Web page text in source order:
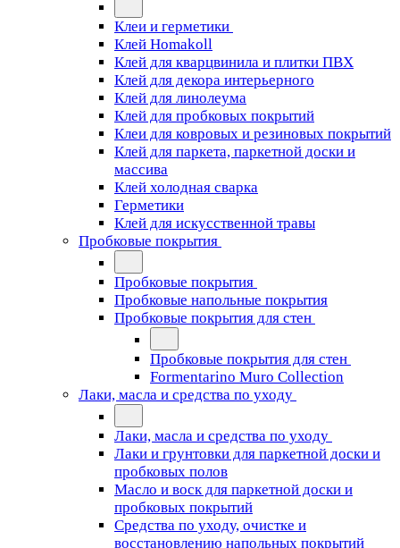
Клеи и герметики
Клей Homakoll
Клей для кварцвинила и плитки ПВХ
Клей для декора интерьерного
Клей для линолеума
Клей для пробковых покрытий
Клеи для ковровых и резиновых покрытий
Клей для паркета, паркетной доски и
массива
Клей холодная сварка
Герметики
Клей для искусственной травы
Пробковые покрытия
Пробковые покрытия
Пробковые напольные покрытия
Пробковые покрытия для стен
Пробковые покрытия для стен
Formentarino Muro Collection
Лаки, масла и средства по уходу
Лаки, масла и средства по уходу
Лаки и грунтовки для паркетной доски и
пробковых полов
Масло и воск для паркетной доски и
пробковых покрытий
Средства по уходу, очистке и
восстановлению напольных покрытий